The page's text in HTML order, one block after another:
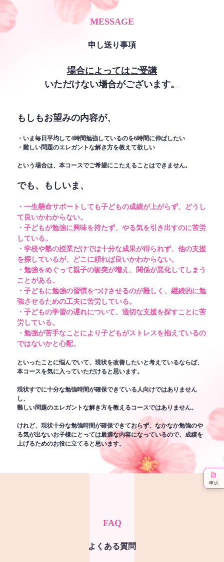
MESSAGE
申し送り事項
場合によってはご受講
いただけない場合がございます。
もしもお望みの内容が、
・いま毎日平均して4時間勉強しているのを6時間に伸ばしたい
・難しい問題のエレガントな解き方を教えて欲しい
という場合は、本コースでご希望にこたえることはできません。
でも、もしいま、
・一生懸命サポートしても子どもの成績が上がらず、どうし
て良いかわからない。
・子どもが勉強に興味を持たず、やる気を引き出すのに苦労
している。
・学校や塾の授業だけでは十分な成果が得られず、他の支援
を探しているが、どこに頼れば良いかわからない。
・勉強をめぐって親子の衝突が増え、関係が悪化してしまう
ことがある。
・子どもに勉強の習慣をつけさせるのが難しく、継続的に勉
強させるための工夫に苦労している。
・子どもの学習の遅れについて、適切な支援を探すことに苦
労している。
・勉強が苦手なことにより子どもがストレスを抱えているの
ではないかと心配。
といったことに悩んでいて、現状を改善したいと考えているならば、
本コースを気に入っていただけると思います。
現状すでに十分な勉強時間が確保できている人向けではありません
し、
難しい問題のエレガントな解き方を教えるコースではありません。
けれど、現状十分な勉強時間が確保できておらず、なかなか勉強のや
る気が出ないお子様にとっては最適な内容になっているので、成績を
上げるためのお役に立てると思います。
FAQ
よくある質問
申込